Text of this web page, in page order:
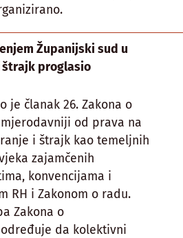
Županijski sud u
proglasio
je članak 26. Zakona o
od prava na
i štrajk kao temeljnih
zajamčenih
konvencijama i
RH i Zakonom o radu.
Zakona o
da kolektivni